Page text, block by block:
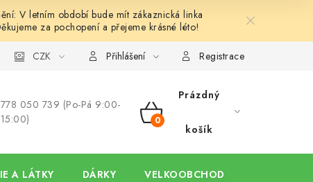
V letním období bude mít zákaznická linka
za pochopení a přejeme krásné léto!
Ochrana osobních údajů Hodnocení obchodu
CZK Přihlášení Registrace
778 050 739 (Po-Pá 9:00-
15:00)
NÁKUPNÍ
Prázdný
košík
A LÁTKY DÁRKY VELKOOBCHOD